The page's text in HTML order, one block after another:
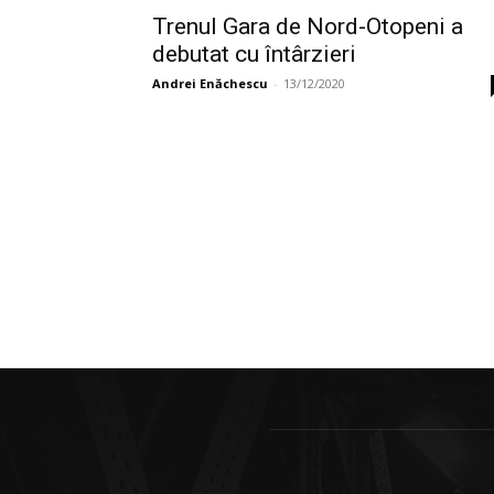
Trenul Gara de Nord-Otopeni a
debutat cu întârzieri
Andrei Enăchescu - 13/12/2020